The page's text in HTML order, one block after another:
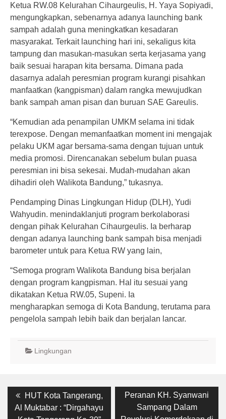
Ketua RW.08 Kelurahan Cihaurgeulis, H. Yaya Sopiyadi,
mengungkapkan, sebenarnya adanya launching bank
sampah adalah guna meningkatkan kesadaran
masyarakat. Terkait launching hari ini, sekaligus kita
tampung dan masukan-masukan serta kerjasama yang
baik sesuai harapan kita bersama. Dimana pada
dasarnya adalah peresmian program kurangi pisahkan
manfaatkan (kangpisman) dalam rangka mewujudkan
bank sampah aman pisan dan buruan SAE Gareulis.
“Kemudian ada penampilan UMKM selama ini tidak
terexpose. Dengan memanfaatkan moment ini mengajak
pelaku UKM agar bersama-sama dengan tujuan untuk
media promosi. Direncanakan sebelum bulan puasa
peresmian ini bisa sekesai. Mudah-mudahan akan
dihadiri oleh Walikota Bandung,” tukasnya.
Pendamping Dinas Lingkungan Hidup (DLH), Yudi
Wahyudin. menindaklanjuti program berkolaborasi
dengan pihak Kelurahan Cihaurgeulis. Ia berharap
dengan adanya launching bank sampah bisa menjadi
barometer untuk para Ketua RW yang lain,
“Semoga program Walikota Bandung bisa berjalan
dengan program kangpisman. Hal itu sesuai yang
dikatakan Ketua RW.05, Supeni. Ia
mengharapkan semoga di Kota Bandung, terutama para
pengelola sampah lebih baik dan berjalan lancar.
Lingkungan
Post
navigation
Previous
post:
HUT Kota Tangerang,
Al Muktabar : “Dirgahayu
Next
post:
Peranan KH. Syanwani
Sampang Dalam